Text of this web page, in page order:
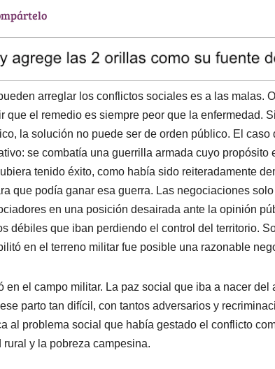
arreglar los conflictos sociales es a las malas.
que el remedio es siempre peor que la enfermedad.
la solución no puede ser de orden público. El caso
se combatía una guerrilla armada cuyo propósito
tenido éxito, como había sido reiteradamente
que podía ganar esa guerra. Las negociaciones
en una posición desairada ante la opinión
débiles que iban perdiendo el control del territorio.
en el terreno militar fue posible una razonable
en el campo militar. La paz social que iba a nacer del
parto tan difícil, con tantos adversarios y
al problema social que había gestado el conflicto
y la pobreza campesina.